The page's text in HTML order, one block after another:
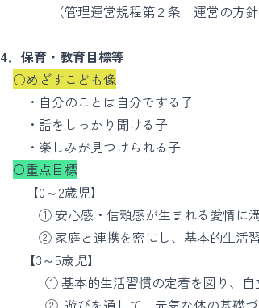
（管理運営規程第２条 運営の方針
4．保育・教育目標等
○めざすこども像
・自分のことは自分でする子
・話をしっかり聞ける子
・楽しみが見つけられる子
〇重点目標
【0～2歳児】
① 安心感・信頼感が生まれる愛情に満
② 家庭と連携を密にし、基本的生活習
【3～5歳児】
① 基本的生活習慣の定着を図り、自立